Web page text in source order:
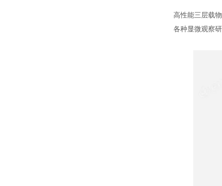
高性能三层载
各种显微观察